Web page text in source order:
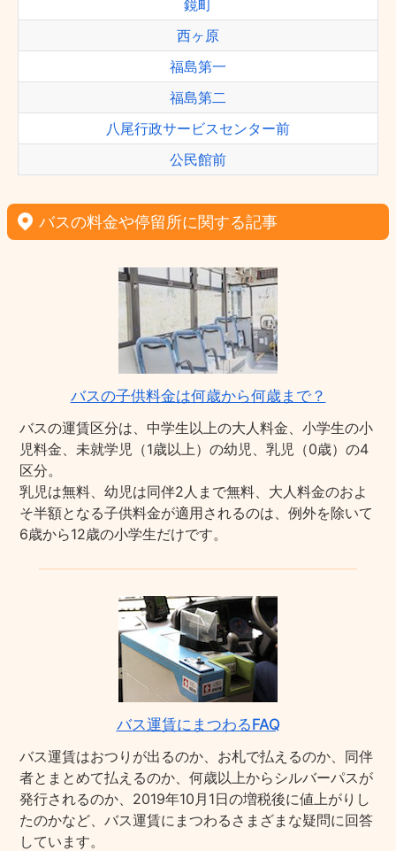
鏡町
西ヶ原
福島第一
福島第二
八尾行政サービスセンター前
公民館前
バスの料金や停留所に関する記事
バスの子供料金は何歳から何歳まで？
バスの運賃区分は、中学生以上の大人料金、小学生の小
児料金、未就学児（1歳以上）の幼児、乳児（0歳）の4
区分。
乳児は無料、幼児は同伴2人まで無料、大人料金のおよ
そ半額となる子供料金が適用されるのは、例外を除いて
6歳から12歳の小学生だけです。
バス運賃にまつわるFAQ
バス運賃はおつりが出るのか、お札で払えるのか、同伴
者とまとめて払えるのか、何歳以上からシルバーパスが
発行されるのか、2019年10月1日の増税後に値上がりし
たのかなど、バス運賃にまつわるさまざまな疑問に回答
しています。